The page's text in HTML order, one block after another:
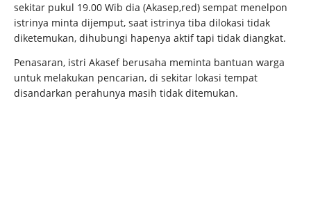
sekitar pukul 19.00 Wib dia (Akasep,red) sempat menelpon
istrinya minta dijemput, saat istrinya tiba dilokasi tidak
diketemukan, dihubungi hapenya aktif tapi tidak diangkat.
Penasaran, istri Akasef berusaha meminta bantuan warga
untuk melakukan pencarian, di sekitar lokasi tempat
disandarkan perahunya masih tidak ditemukan.